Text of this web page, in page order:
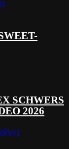
SCHWERS
2026